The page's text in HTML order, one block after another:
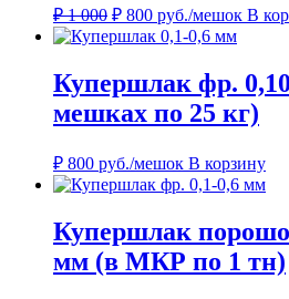
₽1 000 Первоначальная
цена
составляла
000.
₽ 800Текущая
цена:
руб./мешок В
Купершлак фр.
мешках по 25 кг)
₽ 800 руб./мешок В корзину
Купершлак
мм (в МКР по 1 тн)